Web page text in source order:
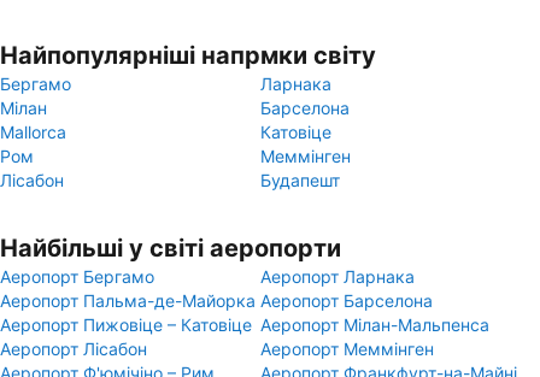
Найпопулярніші напрмки світу
Бергамо
Ларнака
Мілан
Барселона
Mallorca
Катовіце
Ром
Меммінген
Лісабон
Будапешт
Найбільші у світі аеропорти
Аеропорт Бергамо
Аеропорт Ларнака
Аеропорт Пальма-де-Майорка Аеропорт Барселона
Аеропорт Пижовіце – Катовіце Аеропорт Мілан-Мальпенса
Аеропорт Лісабон
Аеропорт Меммінген
Аеропорт Ф'юмічіно – Рим
Аеропорт Франкфурт-на-Майні